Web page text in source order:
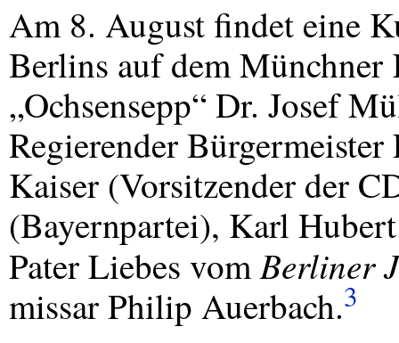
Am 8. August findet eine
Berlins auf dem Münchner
„Ochsensepp“ Dr. Josef
Regierender
Kaiser (Vorsitzender der
(Bayernpartei), Karl
Pater Liebes vomBerliner
missar Philip Auerbach.3